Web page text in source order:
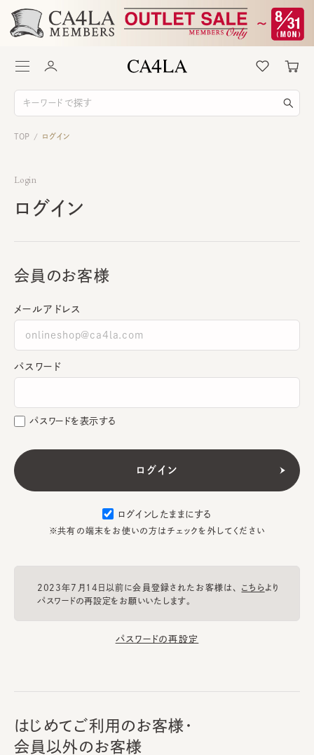
TOP / ログイン
Login
ログイン
会員のお客様
メールアドレス
パスワード
パスワードを表示する
ログインしたままにする
※共有の端末をお使いの方はチェックを外してください
2023年7月14日以前に会員登録されたお客様は、 こちらより
パスワードの再設定をお願いいたします。
パスワードの再設定
はじめてご利用のお客様・
会員以外のお客様